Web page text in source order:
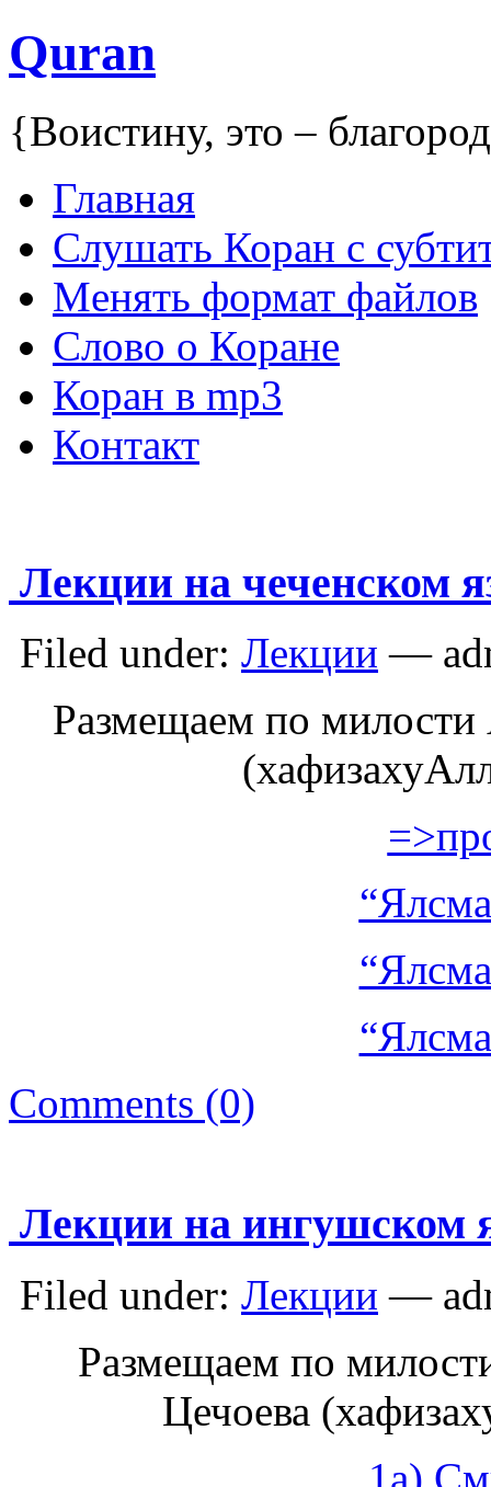
Quran
{Воистину, это –
Главная
Слушать Коран с
Mенять формат файлов
Слово о Коране
Коран в mp3
Контакт
Лекции на чеченском
Filed under: Лекции —
Размещаем по
Comments (0)
Лекции на ингушском
Filed under: Лекции —
Размещаем по
Цечоева
1а)